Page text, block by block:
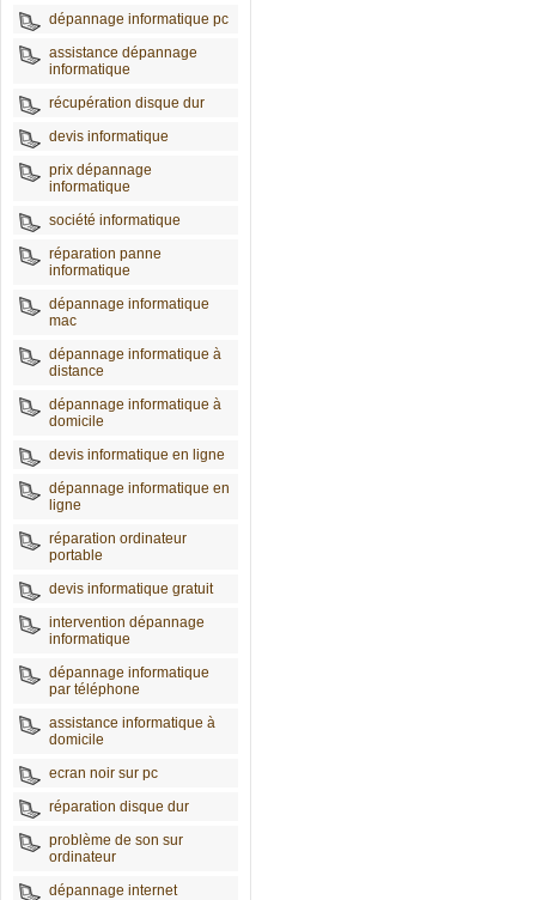
dépannage informatique pc
assistance dépannage
informatique
récupération disque dur
devis informatique
prix dépannage
informatique
société informatique
réparation panne
informatique
dépannage informatique
mac
dépannage informatique à
distance
dépannage informatique à
domicile
devis informatique en ligne
dépannage informatique en
ligne
réparation ordinateur
portable
devis informatique gratuit
intervention dépannage
informatique
dépannage informatique
par téléphone
assistance informatique à
domicile
ecran noir sur pc
réparation disque dur
problème de son sur
ordinateur
dépannage internet